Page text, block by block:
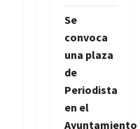
Se
convoca
una plaza
de
Periodista
en el
Ayuntamiento